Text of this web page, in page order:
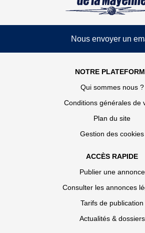
Nous envoyer un
NOTRE
Qui sommes nous ?
Conditions générales de
Plan du site
Gestion des cookies
ACCÈS RAPIDE
Publier une annonce
Consulter les annonces
Tarifs de publication
Actualités & dossiers